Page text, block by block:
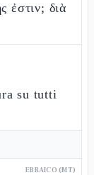
ἐστιν; διὰ
su tutti
EBRAICO (MT)